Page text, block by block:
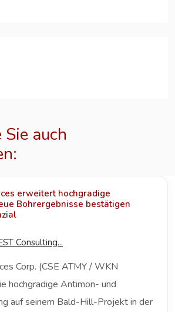
auch
erweitert hochgradige
Bohrergebnisse bestätigen
Consulting...
Corp. (CSE ATMY / WKN
hochgradige Antimon- und
auf seinem Bald-Hill-Projekt in der